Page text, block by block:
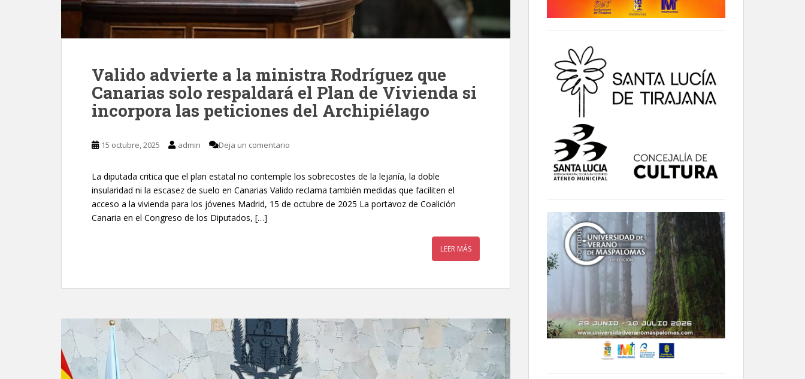
Valido advierte a la ministra Rodríguez que
Canarias solo respaldará el Plan de Vivienda si
incorpora las peticiones del Archipiélago
15 octubre, 2025 admin Deja un comentario
La diputada critica que el plan estatal no contemple los sobrecostes de la lejanía, la doble
insularidad ni la escasez de suelo en Canarias Valido reclama también medidas que faciliten el
acceso a la vivienda para los jóvenes Madrid, 15 de octubre de 2025 La portavoz de Coalición
Canaria en el Congreso de los Diputados, […]
LEER MÁS